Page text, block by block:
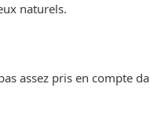
naturels.
assez pris en compte